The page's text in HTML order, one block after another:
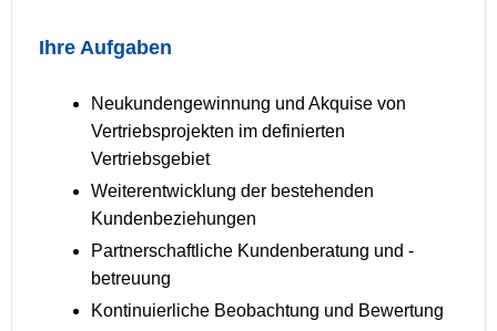
Ihre Aufgaben
Neukundengewinnung und Akquise von
Vertriebsprojekten im definierten
Vertriebsgebiet
Weiterentwicklung der bestehenden
Kundenbeziehungen
Partnerschaftliche Kundenberatung und -
betreuung
Kontinuierliche Beobachtung und Bewertung